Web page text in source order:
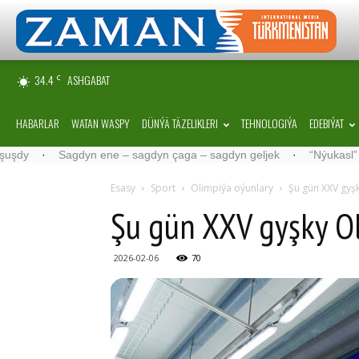
34.4 C ASHGABAT
HABARLAR WATAN WASPY DÜNÝÄ TÄZELIKLERI TEHNOLOGIÝA EDEBIÝAT
Sagdyn ene – sagdyn çaga – sagdyn geljek · “Nýukasl”
Esasy Sport Olimpiýa oýunlary Şu gün XXV
Şu gün XXV gyşky
2026-02-06 70